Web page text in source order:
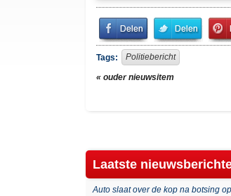
Share
on
Facebook
Share
on
Twitter
Tags:
Politiebericht
« ouder nieuwsitem
Laatste
Auto slaat over de kop na botsing